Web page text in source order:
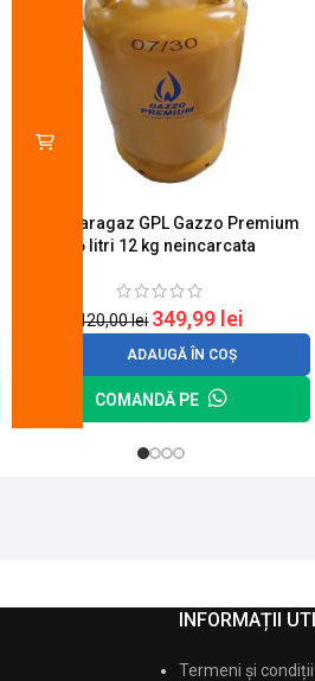
Butelie aragaz GPL Gazzo Premium
26 litri 12 kg neincarcata
420,00lei 349,99 lei
ADAUGĂ ÎN COȘ
COMANDĂ PE
INFORMAȚII
Termeni și condiții